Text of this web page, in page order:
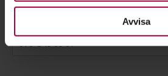
Avvisa
Folkbildningsutvecklare,
076-549 09 07